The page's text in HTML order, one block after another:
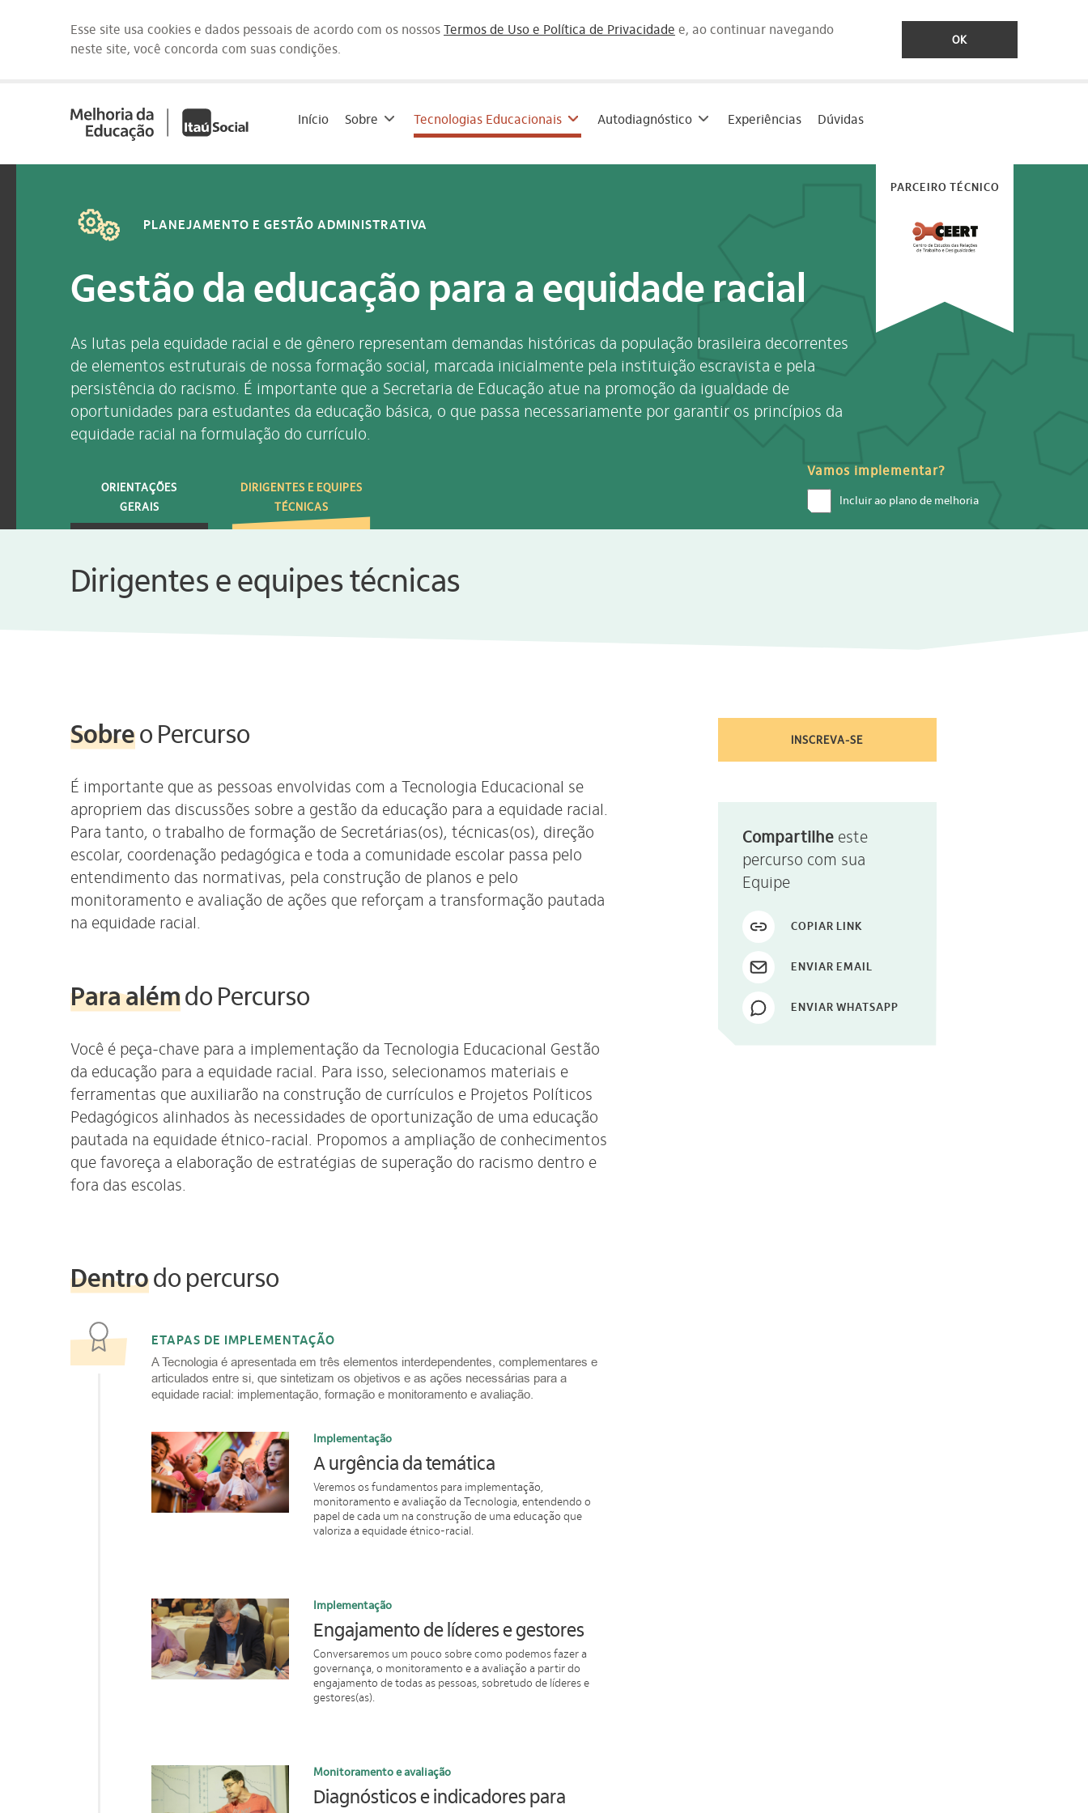
Esse site usa cookies e dados pessoais de acordo com os nossos Termos de Uso e Política de Privacidade e, ao continuar navegando
neste site, você concorda com suas condições.
OK
Início Sobre Tecnologias Educacionais Autodiagnóstico Experiências Dúvidas
PARCEIRO TÉCNICO
PLANEJAMENTO E GESTÃO ADMINISTRATIVA
Gestão da educação para a equidade racial
As lutas pela equidade racial e de gênero representam demandas históricas da população brasileira decorrentes
de elementos estruturais de nossa formação social, marcada inicialmente pela instituição escravista e pela
persistência do racismo. É importante que a Secretaria de Educação atue na promoção da igualdade de
oportunidades para estudantes da educação básica, o que passa necessariamente por garantir os princípios da
equidade racial na formulação do currículo.
Vamos implementar?
Incluir ao plano de melhoria
ORIENTAÇÕES
GERAIS
DIRIGENTES E EQUIPES
TÉCNICAS
Dirigentes e equipes técnicas
Sobreo Percurso
É importante que as pessoas envolvidas com a Tecnologia Educacional se
apropriem das discussões sobre a gestão da educação para a equidade racial.
Para tanto, o trabalho de formação de Secretárias(os), técnicas(os), direção
escolar, coordenação pedagógica e toda a comunidade escolar passa pelo
entendimento das normativas, pela construção de planos e pelo
monitoramento e avaliação de ações que reforçam a transformação pautada
na equidade racial.
Para alémdo Percurso
Você é peça-chave para a implementação da Tecnologia Educacional Gestão
da educação para a equidade racial. Para isso, selecionamos materiais e
ferramentas que auxiliarão na construção de currículos e Projetos Políticos
Pedagógicos alinhados às necessidades de oportunização de uma educação
pautada na equidade étnico-racial. Propomos a ampliação de conhecimentos
que favoreça a elaboração de estratégias de superação do racismo dentro e
fora das escolas.
Dentrodo percurso
ETAPAS DE IMPLEMENTAÇÃO
A Tecnologia é apresentada em três elementos interdependentes, complementares e
articulados entre si, que sintetizam os objetivos e as ações necessárias para a
equidade racial: implementação, formação e monitoramento e avaliação.
Implementação
A urgência da temática
Veremos os fundamentos para implementação,
monitoramento e avaliação da Tecnologia, entendendo o
papel de cada um na construção de uma educação que
valoriza a equidade étnico-racial.
Implementação
Engajamento de líderes e gestores
Conversaremos um pouco sobre como podemos fazer a
governança, o monitoramento e a avaliação a partir do
engajamento de todas as pessoas, sobretudo de líderes e
gestores(as).
Monitoramento e avaliação
Diagnósticos e indicadores para
INSCREVA-SE
Compartilheeste
percurso com sua
Equipe
COPIAR LINK
ENVIAR EMAIL
ENVIAR WHATSAPP